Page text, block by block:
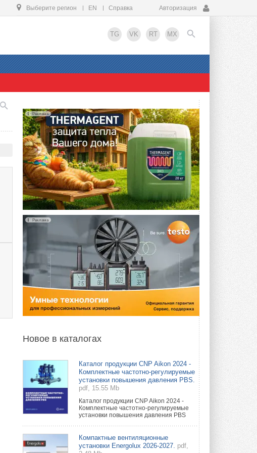
Выберите регион EN Справка Авторизация
TG VK RT MX
EN
Реклама
Реклама
Новое в каталогах
Каталог продукции CNP Aikon 2024 -
Комплектные частотно-регулируемые
установки повышения давления PBS.
pdf, 15.55 Mb
Каталог продукции CNP Aikon 2024 -
Комплектные частотно-регулируемые
установки повышения давления PBS
Компактные вентиляционные
установки Energolux 2026-2027. pdf,